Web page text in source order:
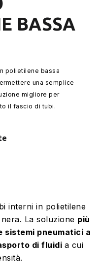
BASSA
polietilene bassa
una semplice
migliore per
il fascio di tubi.
interni in polietilene
La soluzione più
sistemi pneumatici a
di fluidi a cui